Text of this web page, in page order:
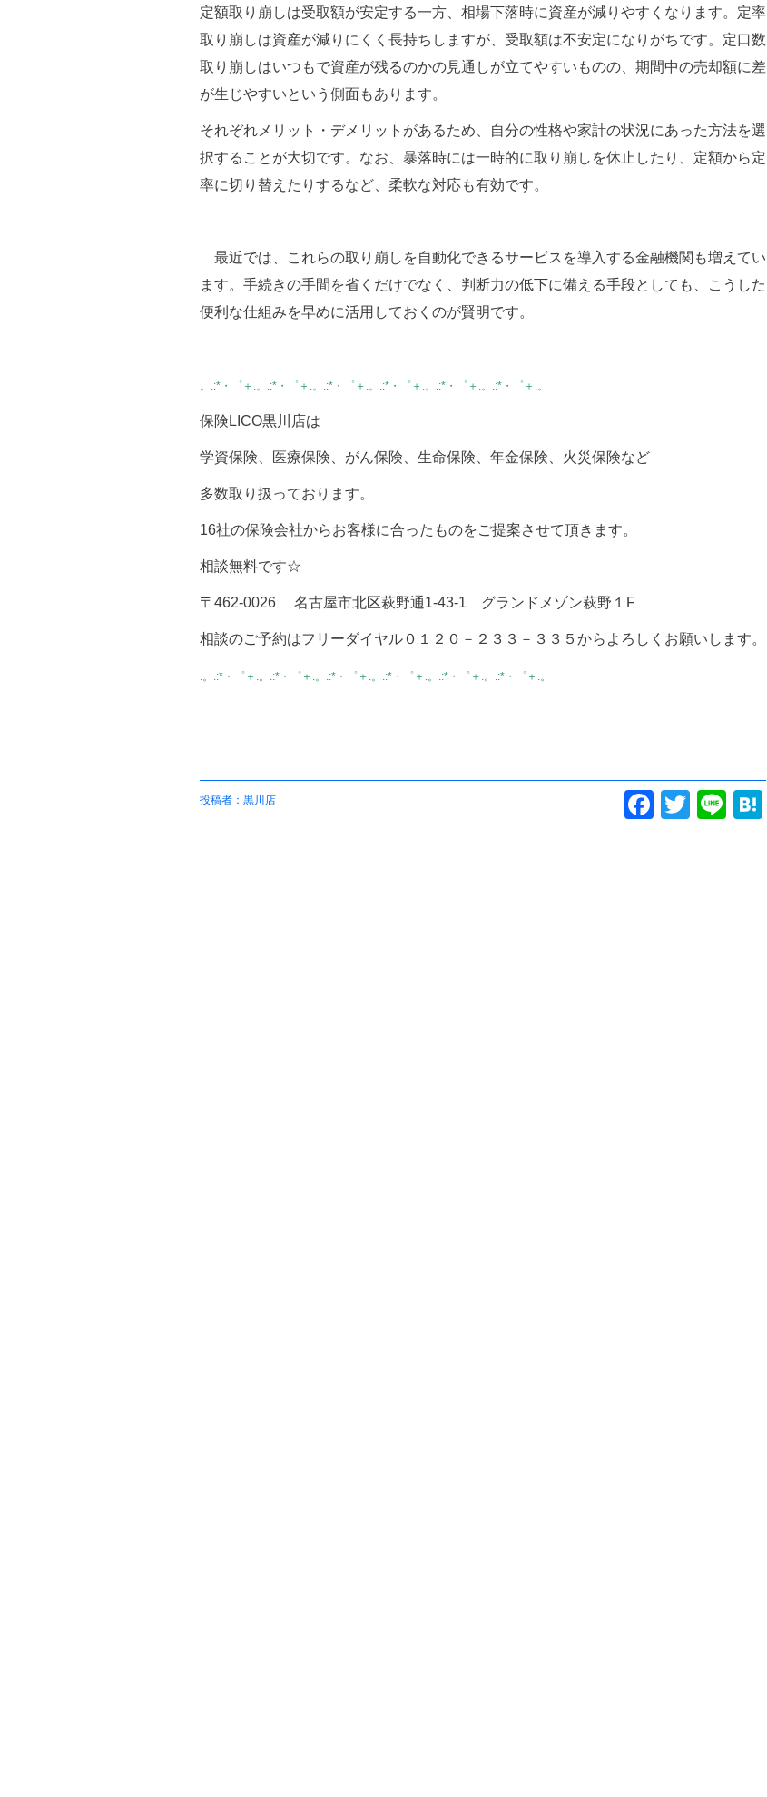
定額取り崩しは受取額が安定する一方、相場下落時に資産が減りやすくなります。定率
取り崩しは資産が減りにくく長持ちしますが、受取額は不安定になりがちです。定口数
取り崩しはいつもで資産が残るのかの見通しが立てやすいものの、期間中の売却額に差
が生じやすいという側面もあります。
それぞれメリット・デメリットがあるため、自分の性格や家計の状況にあった方法を選
択することが大切です。なお、暴落時には一時的に取り崩しを休止したり、定額から定
率に切り替えたりするなど、柔軟な対応も有効です。
最近では、これらの取り崩しを自動化できるサービスを導入する金融機関も増えてい
ます。手続きの手間を省くだけでなく、判断力の低下に備える手段としても、こうした
便利な仕組みを早めに活用しておくのが賢明です。
。.:*・゜＋.。.:*・゜＋.。.:*・゜＋.。.:*・゜＋.。.:*・゜＋.。.:*・゜＋.。
保険LICO黒川店は
学資保険、医療保険、がん保険、生命保険、年金保険、火災保険など
多数取り扱っております。
16社の保険会社からお客様に合ったものをご提案させて頂きます。
相談無料です☆
〒462-0026 名古屋市北区萩野通1-43-1 グランドメゾン萩野１F
相談のご予約はフリーダイヤル０１２０－２３３－３３５からよろしくお願いします。
.。.:*・゜＋.。.:*・゜＋.。.:*・゜＋.。.:*・゜＋.。.:*・゜＋.。.:*・゜＋.。
投稿者：黒川店 FacebookTwitter Line